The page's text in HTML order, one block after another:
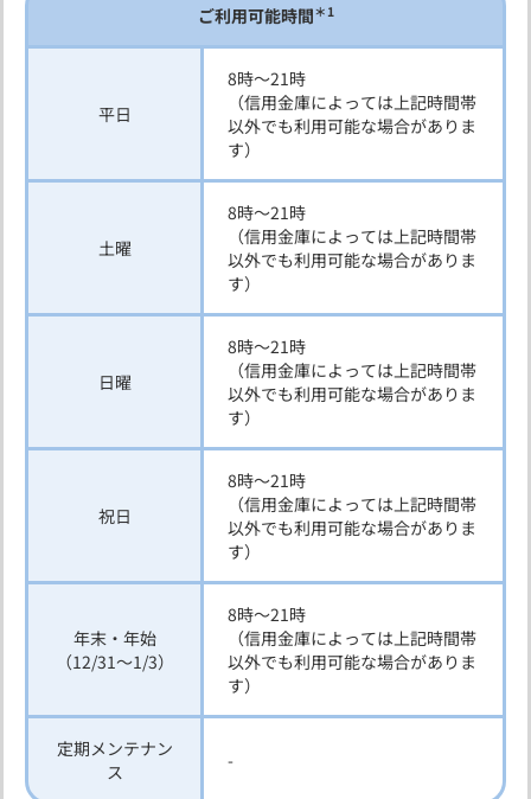
ご利用可能時間＊1
平日
8時～21時
（信用金庫によっては上記時間帯
以外でも利用可能な場合がありま
す）
土曜
8時～21時
（信用金庫によっては上記時間帯
以外でも利用可能な場合がありま
す）
日曜
8時～21時
（信用金庫によっては上記時間帯
以外でも利用可能な場合がありま
す）
祝日
8時～21時
（信用金庫によっては上記時間帯
以外でも利用可能な場合がありま
す）
年末・年始
（12/31～1/3）
8時～21時
（信用金庫によっては上記時間帯
以外でも利用可能な場合がありま
す）
定期メンテナン
ス
-